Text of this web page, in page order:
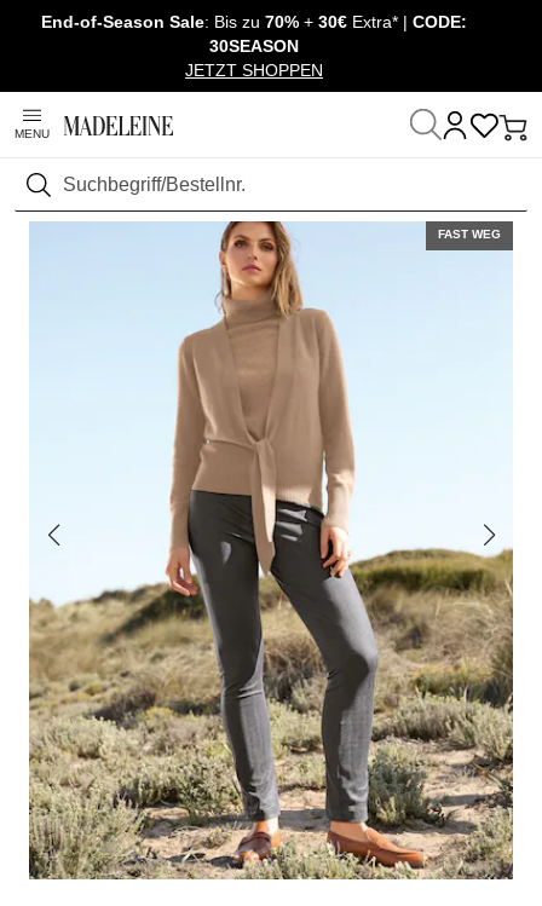
Überspringe Navigation, direkt zum Content
End-of-Season Sale: Bis zu 70% + 30€ Extra* | CODE:
30SEASON
JETZT SHOPPEN
MENU
Suchen
Startseite Mode Pullover & Strick
FAST WEG